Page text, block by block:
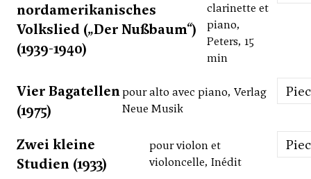
nordamerikanisches
Volkslied („Der Nußbaum“)
(1939-1940)
clarinette et
piano,
Peters, 15
min
Vier Bagatellen
(1975)
pour alto avec piano, Verlag
Neue Musik
Zwei kleine
Studien (1933)
pour violon et
violoncelle, Inédit